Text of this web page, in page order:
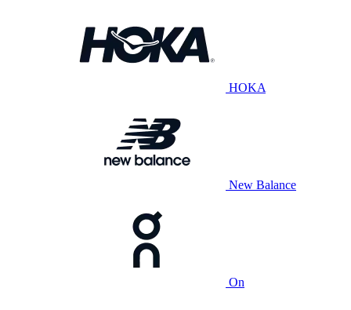
HOKA
New Balance
On